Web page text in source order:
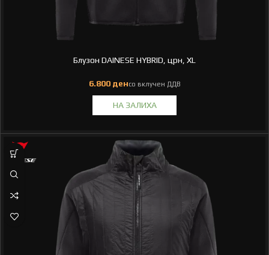
Блузон DAINESE HYBRID, црн, XL